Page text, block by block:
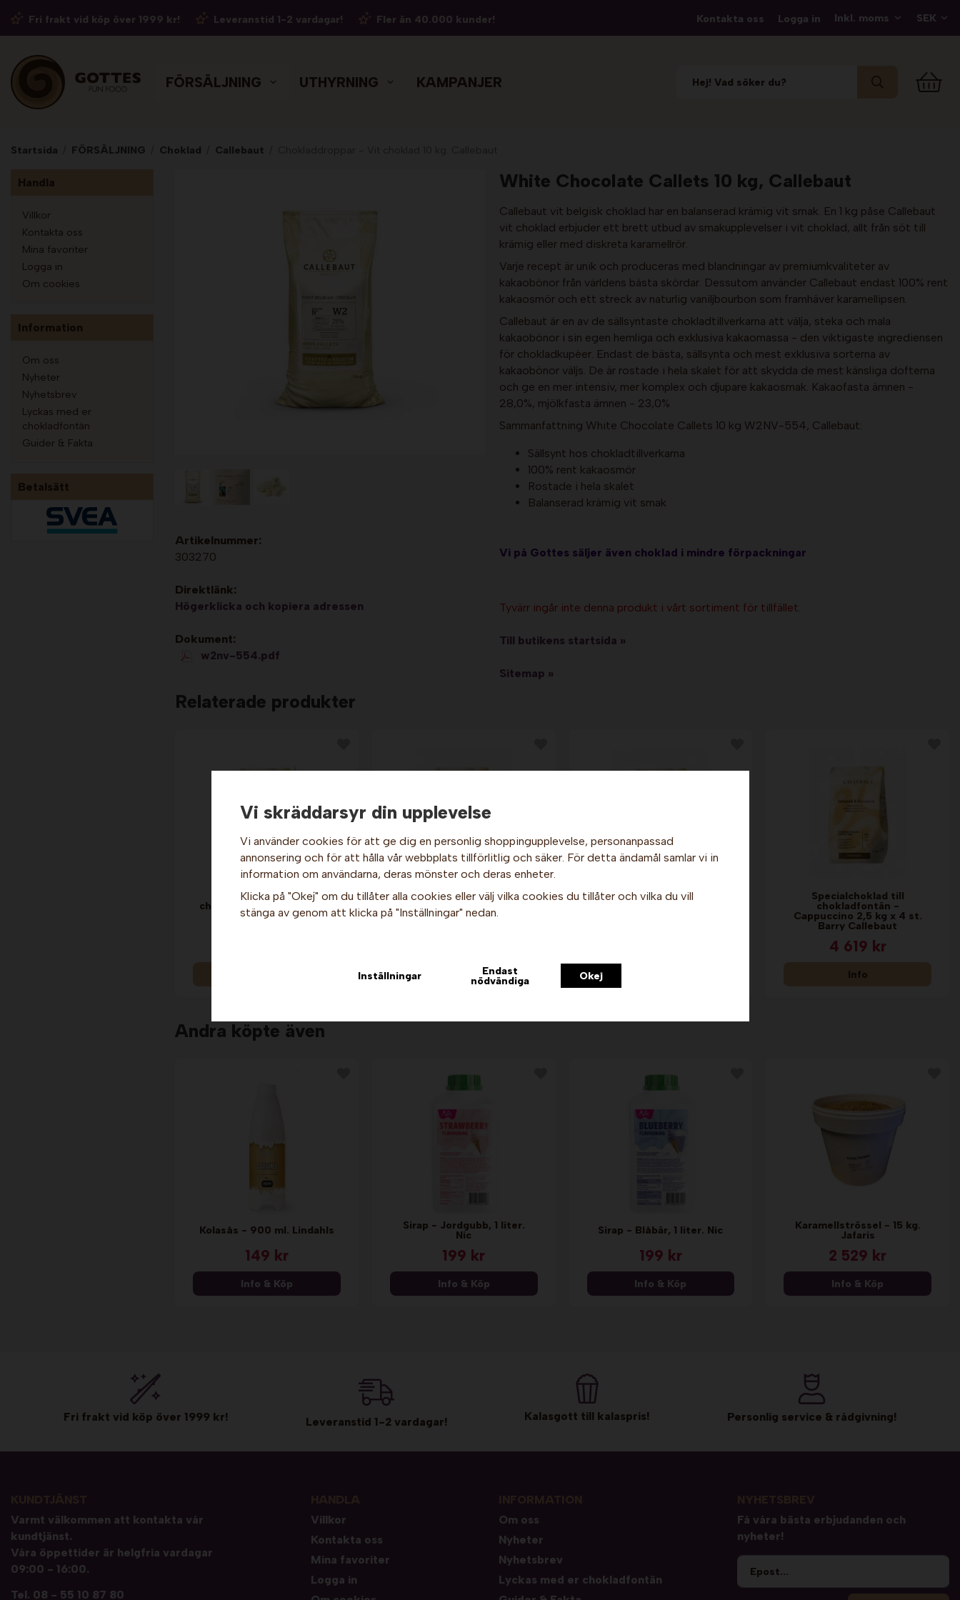
Hej och välkommen till Gottes!
Hos oss får alla handla men välj privatperson (inkl. moms) eller
företag (exkl. moms) för hur våra priser ska visas.
Fri frakt vid köp över 1999 kr! Leveranstid 1-2 vardagar! Fler än 40.000 kunder! Kontakta oss Logga in
FÖRSÄLJNING UTHYRNING KAMPANJER
Startsida FÖRSÄLJNING Choklad Callebaut
Handla
Villkor
Kontakta oss
Mina favoriter
Logga in
Om cookies
Information
Om oss
Nyheter
Nyhetsbrev
Lyckas med er
chokladfontän
Guider & Fakta
Betalsätt
White Chocolate Callets 10 kg, Callebaut
Callebaut vit belgisk choklad har en balanserad krämig vit smak. En 1 kg påse Callebaut
vit choklad erbjuder ett brett utbud av smakupplevelser i vit choklad, allt från söt till
krämig eller med diskreta karamellrör.
Varje recept är unik och produceras med blandningar av premiumkvaliteter av
kakaobönor från världens bästa skördar. Dessutom använder Callebaut endast 100% rent
kakaosmör och ett streck av naturlig vaniljbourbon som framhäver karamellipsen.
Callebaut är en av de sällsyntaste chokladtillverkarna att välja, steka och mala
kakaobönor i sin egen hemliga och exklusiva kakaomassa - den viktigaste ingrediensen
för chokladkupéer. Endast de bästa, sällsynta och mest exklusiva sorterna av
kakaobönor väljs. De är rostade i hela skalet för att skydda de mest känsliga dofterna
och ge en mer intensiv, mer komplex och djupare kakaosmak. Kakaofasta ämnen -
28,0%, mjölkfasta ämnen - 23,0%
Sammanfattning White Chocolate Callets 10 kg W2NV-554, Callebaut:
Sällsynt hos chokladtillverkarna
100% rent kakaosmör
Rostade i hela skalet
Balanserad krämig vit smak
Vi på Gottes säljer även choklad i mindre förpackningar
Tyvärr ingår inte denna produkt i vårt sortiment för tillfället.
Till butikens startsida »
Sitemap »
Artikelnummer:
303270
Direktlänk:
Högerklicka och kopiera adressen
Dokument:
w2nv-554.pdf
Relaterade produkter
Specialchoklad till
chokladfontän - Jordgubb
2,5 kg x 4 st. Barry
Specialchoklad till
chokladfontän - Karamell
2,5 kg x 4 st. Barry
Specialchoklad till Specialchoklad till
chokladfontän -
Cappuccino 2,5 kg x 4 st.
Barry Callebaut
4 619 kr
Info
Andra köpte även
Kolasås - 900 ml. Lindahls
149 kr
Info & Köp
Sirap - Jordgubb, 1 liter.
Nic
199 kr
Info & Köp
Sirap - Blåbär, 1 liter. Nic
199 kr
Info & Köp
Karamellströssel - 15 kg.
Jafaris
2 529 kr
Info & Köp
Fri frakt vid köp över 1999 kr! Leveranstid 1-2 vardagar! Kalasgott till kalaspris! Personlig service & rådgivning!
Varmt välkommen att kontakta vår
kundtjänst.
Våra öppettider är helgfria vardagar
09:00 - 16:00.
Tel. 08 - 55 10 87 80
Villkor
Kontakta oss
Mina favoriter
Logga in
Om oss
Nyheter
Nyhetsbrev
Lyckas med er chokladfontän
Få våra bästa erbjudanden och
nyheter!
Vi skräddarsyr din upplevelse
Vi använder cookies för att ge dig en personlig shoppingupplevelse, personanpassad
annonsering och för att hålla vår webbplats tillförlitlig och säker. För detta ändamål samlar vi in
information om användarna, deras mönster och deras enheter.
Klicka på "Okej" om du tillåter alla cookies eller välj vilka cookies du tillåter och vilka du vill
stänga av genom att klicka på "Inställningar" nedan.
Inställningar Endast
nödvändiga Okej